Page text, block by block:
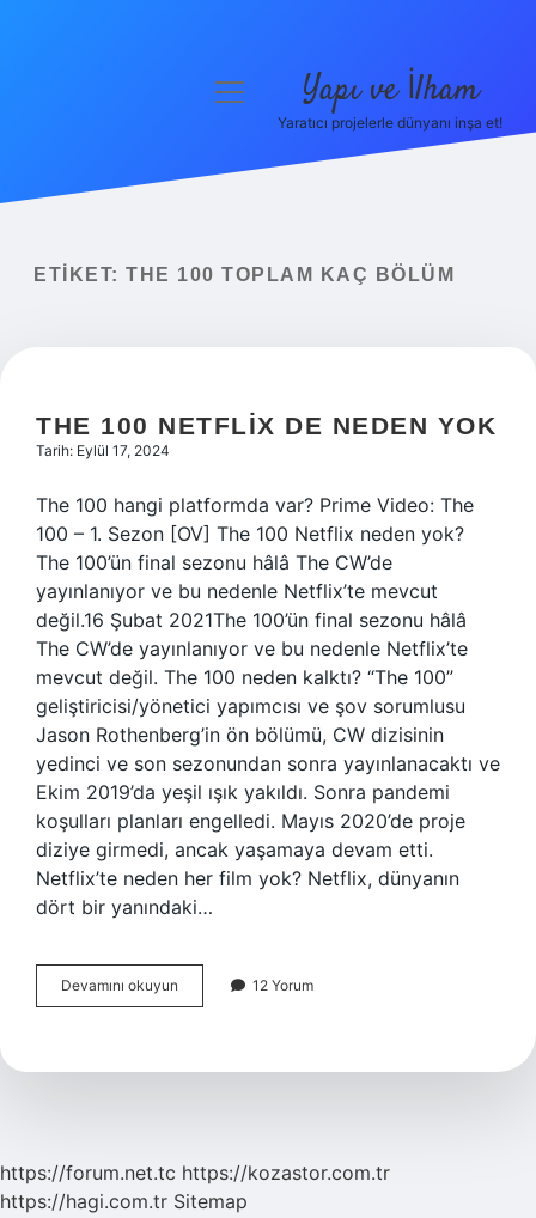
Yasal Uyarı
menüyü
Yapı ve İlham
Yaratıcı projelerle dünyanı inşa et!
ETIKET: THE 100 TOPLAM KAÇ BÖLÜM
THE 100 NETFLIX DE NEDEN YOK
Tarih: Eylül 17, 2024
The 100 hangi platformda var? Prime Video: The
100 – 1. Sezon [OV] The 100 Netflix neden yok?
The 100’ün final sezonu hâlâ The CW’de
yayınlanıyor ve bu nedenle Netflix’te mevcut
değil.16 Şubat 2021The 100’ün final sezonu hâlâ
The CW’de yayınlanıyor ve bu nedenle Netflix’te
mevcut değil. The 100 neden kalktı? “The 100”
geliştiricisi/yönetici yapımcısı ve şov sorumlusu
Jason Rothenberg’in ön bölümü, CW dizisinin
yedinci ve son sezonundan sonra yayınlanacaktı ve
Ekim 2019’da yeşil ışık yakıldı. Sonra pandemi
koşulları planları engelledi. Mayıs 2020’de proje
diziye girmedi, ancak yaşamaya devam etti.
Netflix’te neden her film yok? Netflix, dünyanın
dört bir yanındaki…
Devamını okuyun
100
Neden
12 Yorum
https://forum.net.tc https://kozastor.com.tr
https://hagi.com.tr Sitemap